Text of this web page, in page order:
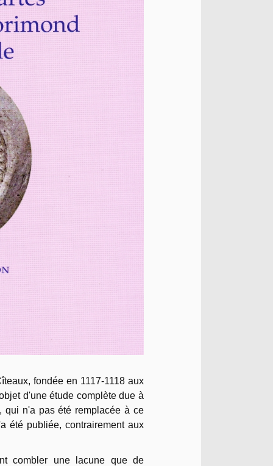
fondée en 1117-1118 aux
d'une étude complète due à
qui n'a pas été remplacée à ce
été publiée, contrairement aux
combler une lacune que de